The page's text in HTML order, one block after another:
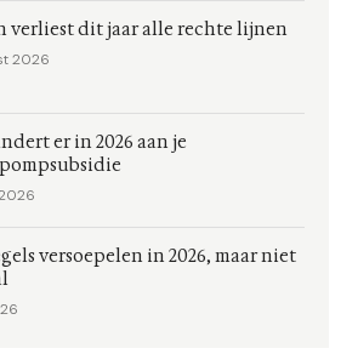
verliest dit jaar alle rechte lijnen
2026
er in 2026 aan je
versoepelen in 2026, maar niet